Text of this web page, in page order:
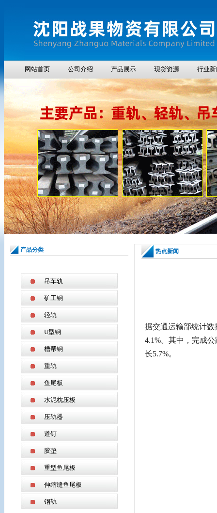
网站首页 公司介绍 产品展示 现货资源 行业新
产品分类
吊车轨
矿工钢
轻轨
U型钢
槽帮钢
重轨
鱼尾板
水泥枕压板
压轨器
道钉
胶垫
重型鱼尾板
伸缩缝鱼尾板
钢轨
热点新闻
据交通运输部统计数
4.1%。其中，完成
长5.7%。